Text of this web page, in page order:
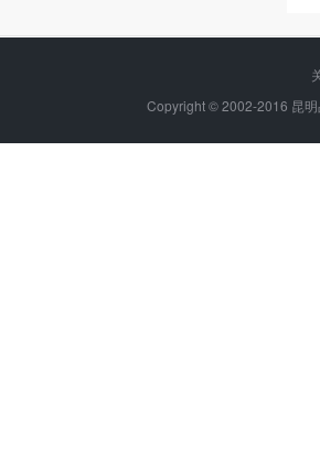
Copyright © 2002-2016 昆